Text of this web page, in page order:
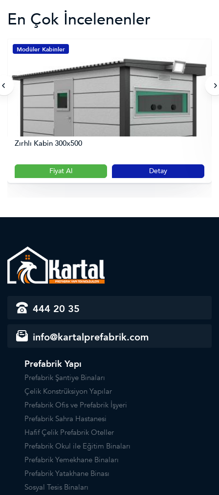
En Çok İncelenenler
Modüler Kabinler
Zırhlı Kabin 300x500
Fiyat Al Detay
444 20 35
info@kartalprefabrik.com
Prefabrik Yapı
Prefabrik Şantiye Binaları
Çelik Konstrüksiyon Yapılar
Prefabrik Ofis ve Prefabrik İşyeri
Prefabrik Sahra Hastanesi
Hafif Çelik Prefabrik Oteller
Prefabrik Okul ile Eğitim Binaları
Prefabrik Yemekhane Binaları
Prefabrik Yatakhane Binası
Sosyal Tesis Binaları